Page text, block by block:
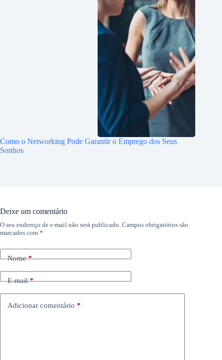
Como o Networking Pode Garantir o Emprego dos Seus
Sonhos
Deixe um comentário
O seu endereço de e-mail não será publicado. Campos obrigatórios são
marcados com *
Nome*
E-mail*
Adicionar comentário *